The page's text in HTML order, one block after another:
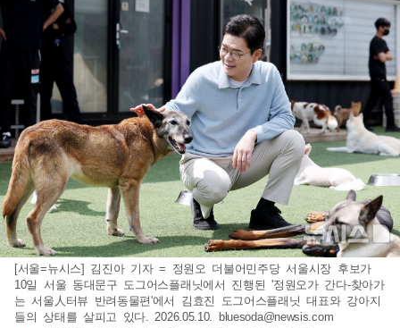
[서울=뉴시스] 김진아 기자 = 정원오 더불어민주당 서울시장 후보가
10일 서울 동대문구 도그어스플래닛에서 진행된 '정원오가 간다-찾아가
는 서울人터뷰 반려동물편'에서 김효진 도그어스플래닛 대표와 강아지
들의 상태를 살피고 있다. 2026.05.10.
bluesoda@newsis.com